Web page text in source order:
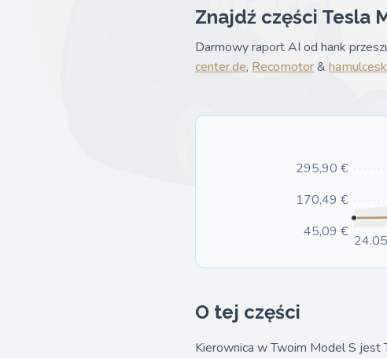
Znajdź części Tesla
Darmowy raport AI od hank
center.de, Recomotor&
45,09 €
170,49 €
295,90 €
O tej części
Kierownica w Twoim Model S jest